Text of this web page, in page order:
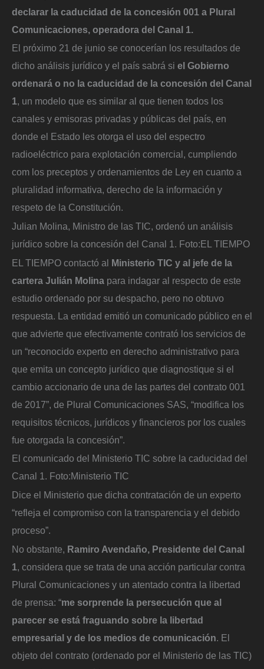
declarar la caducidad de la concesión 001 a Plural
Comunicaciones, operadora del Canal 1.
El próximo 21 de junio se conocerían los resultados de
dicho análisis jurídico y el país sabrá si el Gobierno
ordenará o no la caducidad de la concesión del Canal
1, un modelo que es similar al que tienen todos los
canales y emisoras privadas y públicas del país, en
donde el Estado les otorga el uso del espectro
radioeléctrico para explotación comercial, cumpliendo
com los preceptos y ordenamientos de Ley en cuanto a
pluralidad informativa, derecho de la información y
respeto de la Constitución.
Julian Molina, Ministro de las TIC, ordenó un análisis
jurídico sobre la concesión del Canal 1. Foto:EL TIEMPO
EL TIEMPO contactó al Ministerio TIC y al jefe de la
cartera Julián Molina para indagar al respecto de este
estudio ordenado por su despacho, pero no obtuvo
respuesta. La entidad emitió un comunicado público en el
que advierte que efectivamente contrató los servicios de
un “reconocido experto en derecho administrativo para
que emita un concepto jurídico que diagnostique si el
cambio accionario de una de las partes del contrato 001
de 2017”, de Plural Comunicaciones SAS, “modifica los
requisitos técnicos, jurídicos y financieros por los cuales
fue otorgada la concesión”.
El comunicado del Ministerio TIC sobre la caducidad del
Canal 1. Foto:Ministerio TIC
Dice el Ministerio que dicha contratación de un experto
“refleja el compromiso con la transparencia y el debido
proceso”.
No obstante, Ramiro Avendaño, Presidente del Canal
1
, considera que se trata de una acción particular contra
Plural Comunicaciones y un atentado contra la libertad
de prensa: “me sorprende la persecución que al
parecer se está fraguando sobre la libertad
empresarial y de los medios de comunicación . El
objeto del contrato (ordenado por el Ministerio de las TIC)